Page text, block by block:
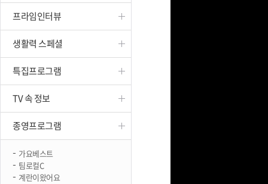
프라임인터뷰
생활력 스페셜
특집프로그램
TV 속 정보
종영프로그램
가요베스트
팀로컬C
계란이왔어요